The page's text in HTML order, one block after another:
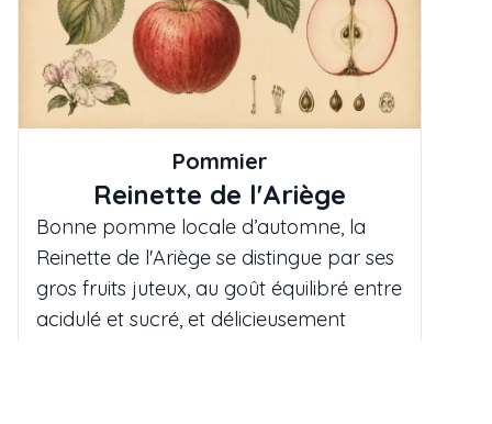
Pommier
Reinette de l'Ariège
Bonne pomme locale d’automne, la
Reinette de l'Ariège se distingue par ses
gros fruits juteux, au goût équilibré entre
acidulé et sucré, et délicieusement